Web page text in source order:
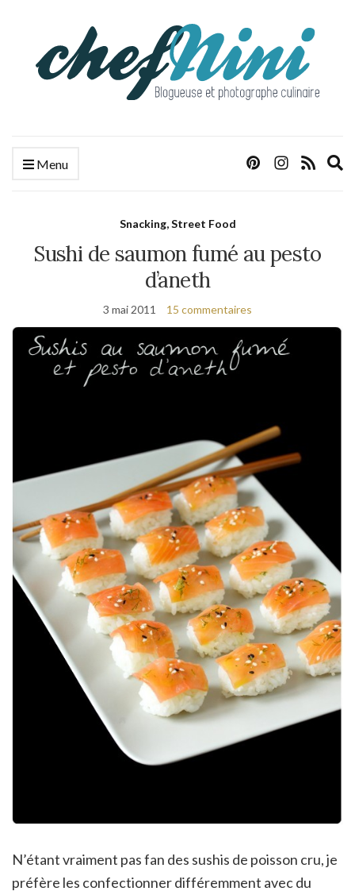
Menu
Snacking, Street Food
Sushi de saumon fumé au pesto
d’aneth
3 mai 2011 15 commentaires
N’étant vraiment pas fan des sushis de poisson cru, je
préfère les confectionner différemment avec du